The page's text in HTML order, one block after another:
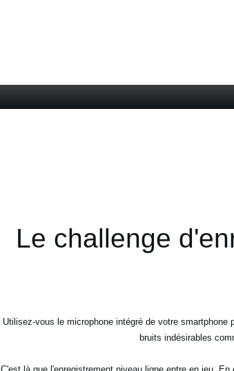
Le challenge
Utilisez-vous le microphone intégré de votre
bruits indésirables
C'est là que l'enregistrement niveau ligne entre en jeu.